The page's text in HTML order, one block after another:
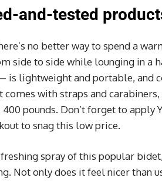
and-tested
no better way to spend a
side to side while lounging in a
is lightweight and portable, and
with straps and carabiners,
pounds. Don’t forget to apply
to snag this low price.
spray of this popular
Not only does it feel nicer than